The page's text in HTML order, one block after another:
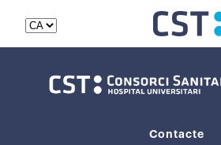
Contacte